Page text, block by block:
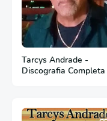
Tarcys Andrade -
Discografia Completa